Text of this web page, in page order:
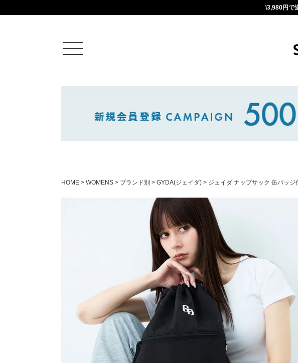
\3,980円で
ログイン
新規会員登録
カートを見る
絞りこみ検索
アイテムを選択
HOME WOMENS ブランド別 GYDA(ジェイダ) ジェイダ ナップサック 缶バッ